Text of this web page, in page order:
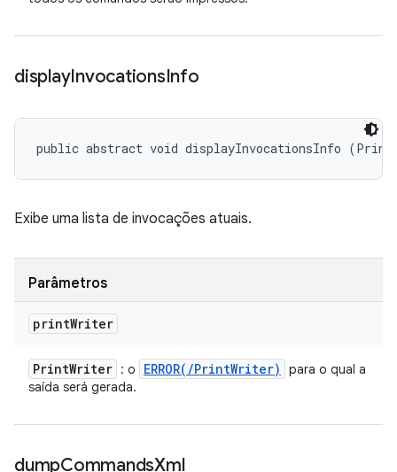
displayInvocationsInfo
public abstract void displayInvocationsInfo
Exibe uma lista de invocações atuais.
Parâmetros
printWriter
PrintWriter : o ERROR( /PrintWriter)
para o qual a
saída será gerada.
dumpCommandsXml